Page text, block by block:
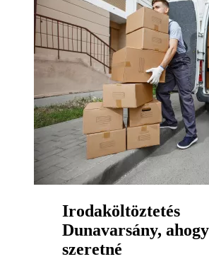
Irodaköltöztetés
Dunavarsány,
szeretné